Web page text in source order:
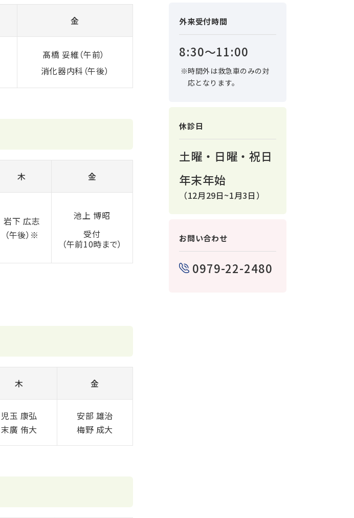
金
髙橋 妥維（午前）
消化器内科（午後）
木 金
岩下 広志
（午後）※
池上 博昭
受付
（午前10時まで）
木 金
児玉 康弘
末廣 侑大
安部 雄治
梅野 成大
外来受付時間
8:30〜11:00
時間外は救急車のみの対
応となります。
休診日
土曜・日曜・祝日
年末年始
（12月29日~1月3日）
お問い合わせ
0979-22-2480